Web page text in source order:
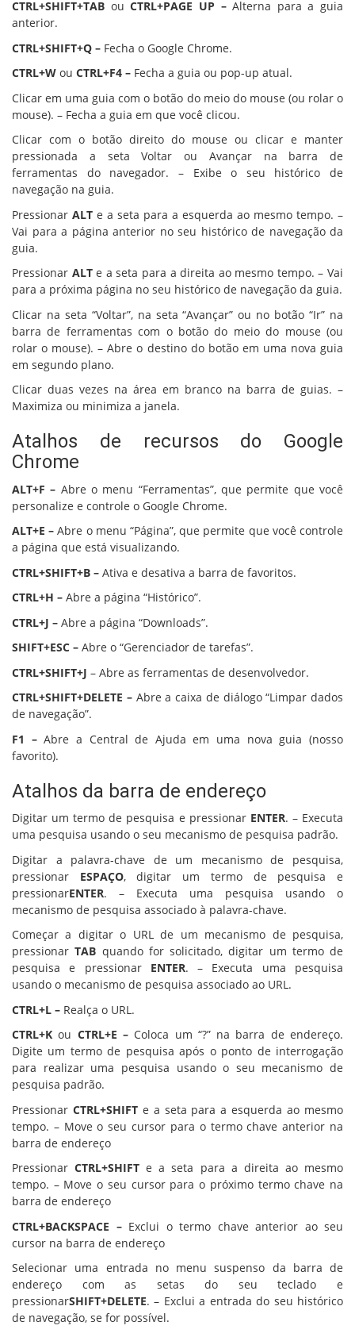
CTRL+SHIFT+TAB ouCTRL+PAGE UP –Alterna para a guia
anterior.
CTRL+SHIFT+Q – Fecha o Google Chrome.
CTRL+W ou CTRL+F4 – Fecha a guia ou pop-up atual.
Clicar em uma guia com o botão do meio do mouse (ou rolar o
mouse). – Fecha a guia em que você clicou.
Clicar com o botão direito do mouse ou clicar e manter
pressionada a seta Voltar ou Avançar na barra de
ferramentas do navegador. – Exibe o seu histórico de
navegação na guia.
Pressionar ALT e a seta para a esquerda ao mesmo tempo. –
Vai para a página anterior no seu histórico de navegação da
guia.
Pressionar ALTe a seta para a direita ao mesmo tempo. – Vai
para a próxima página no seu histórico de navegação da guia.
Clicar na seta “Voltar”, na seta “Avançar” ou no botão “Ir” na
barra de ferramentas com o botão do meio do mouse (ou
rolar o mouse). – Abre o destino do botão em uma nova guia
em segundo plano.
Clicar duas vezes na área em branco na barra de guias. –
Maximiza ou minimiza a janela.
Atalhos de recursos do Google
Chrome
ALT+F – Abre o menu “Ferramentas”, que permite que você
personalize e controle o Google Chrome.
ALT+E –Abre o menu “Página”, que permite que você controle
a página que está visualizando.
CTRL+SHIFT+B – Ativa e desativa a barra de favoritos.
CTRL+H – Abre a página “Histórico”.
CTRL+J – Abre a página “Downloads”.
SHIFT+ESC – Abre o “Gerenciador de tarefas”.
CTRL+SHIFT+J – Abre as ferramentas de desenvolvedor.
CTRL+SHIFT+DELETE – Abre a caixa de diálogo “Limpar dados
de navegação”.
F1 –Abre a Central de Ajuda em uma nova guia (nosso
favorito).
Atalhos da barra de endereço
Digitar um termo de pesquisa e pressionar ENTER. – Executa
uma pesquisa usando o seu mecanismo de pesquisa padrão.
Digitar a palavra-chave de um mecanismo de pesquisa,
pressionar ESPAÇO, digitar um termo de pesquisa e
pressionarENTER. – Executa uma pesquisa usando o
mecanismo de pesquisa associado à palavra-chave.
Começar a digitar o URL de um mecanismo de pesquisa,
pressionarTAB quando for solicitado, digitar um termo de
pesquisa e pressionar ENTER. – Executa uma pesquisa
usando o mecanismo de pesquisa associado ao URL.
CTRL+L – Realça o URL.
CTRL+K ou CTRL+E – Coloca um “?” na barra de endereço.
Digite um termo de pesquisa após o ponto de interrogação
para realizar uma pesquisa usando o seu mecanismo de
pesquisa padrão.
Pressionar CTRL+SHIFTe a seta para a esquerda ao mesmo
tempo. – Move o seu cursor para o termo chave anterior na
barra de endereço
PressionarCTRL+SHIFT e a seta para a direita ao mesmo
tempo. – Move o seu cursor para o próximo termo chave na
barra de endereço
CTRL+BACKSPACE – Exclui o termo chave anterior ao seu
cursor na barra de endereço
Selecionar uma entrada no menu suspenso da barra de
endereço com as setas do seu teclado e
pressionarSHIFT+DELETE. – Exclui a entrada do seu histórico
de navegação, se for possível.